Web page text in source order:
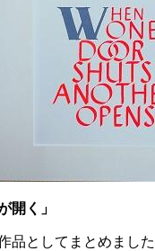
開く」
品としてまとめまし